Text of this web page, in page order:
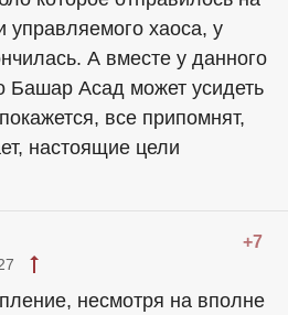
управляемого хаоса, у
А вместе у данного
Башар Асад может усидеть
все припомнят,
настоящие цели
+7
несмотря на вполне